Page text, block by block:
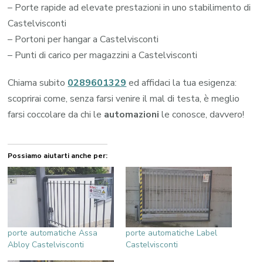
– Porte rapide ad elevate prestazioni in uno stabilimento di
Castelvisconti
– Portoni per hangar a Castelvisconti
– Punti di carico per magazzini a Castelvisconti
Chiama subito 0289601329 ed affidaci la tua esigenza:
scoprirai come, senza farsi venire il mal di testa, è meglio
farsi coccolare da chi le automazioni le conosce, davvero!
Possiamo aiutarti anche per:
porte automatiche Assa
Abloy Castelvisconti
porte automatiche Label
Castelvisconti